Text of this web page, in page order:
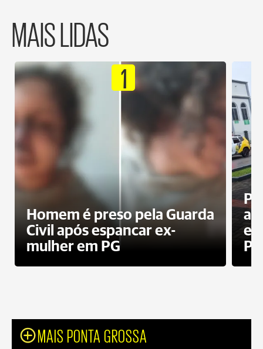
MAIS LIDAS
1
Homem é preso pela Guarda
Civil após espancar ex-
mulher em PG
MAIS PONTA GROSSA